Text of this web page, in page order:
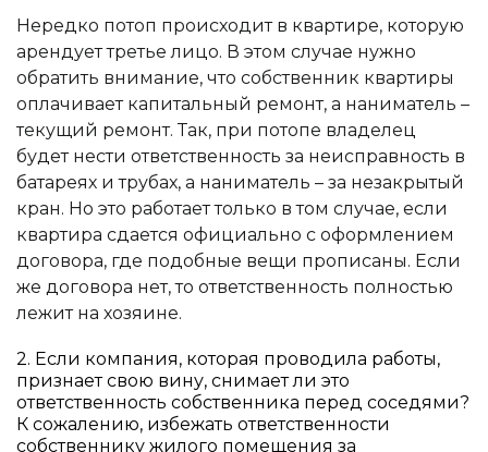
Нередко потоп происходит в квартире, которую
арендует третье лицо. В этом случае нужно
обратить внимание, что собственник квартиры
оплачивает капитальный ремонт, а наниматель –
текущий ремонт. Так, при потопе владелец
будет нести ответственность за неисправность в
батареях и трубах, а наниматель – за незакрытый
кран. Но это работает только в том случае, если
квартира сдается официально с оформлением
договора, где подобные вещи прописаны. Если
же договора нет, то ответственность полностью
лежит на хозяине.
2. Если компания, которая проводила работы,
признает свою вину, снимает ли это
ответственность собственника перед соседями?
К сожалению, избежать ответственности
собственнику жилого помещения за